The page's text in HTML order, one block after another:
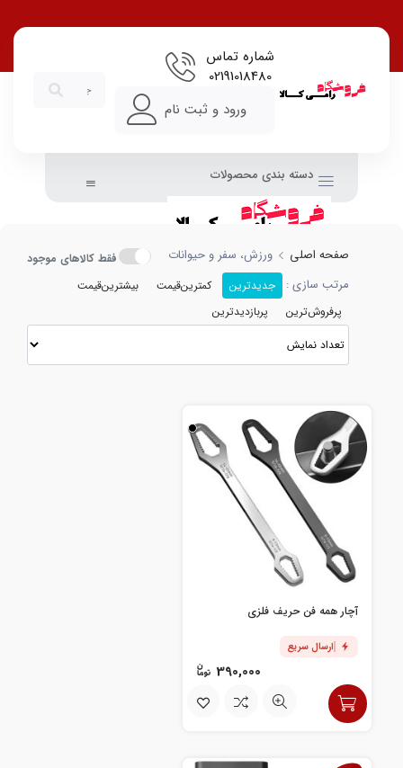
شماره تماس
02191018480
ورود و ثبت نام
دسته بندی محصولات
صفحه اصلی ورزش، سفر و حیوانات فقط کالاهای موجود
مرتب سازی : جدیدترین کمترین‌قیمت
بیشترین‌قیمت
پرفروش‌ترین
پربازدیدترین
آچار همه فن حریف فلزی
ارسال سریع
390,000